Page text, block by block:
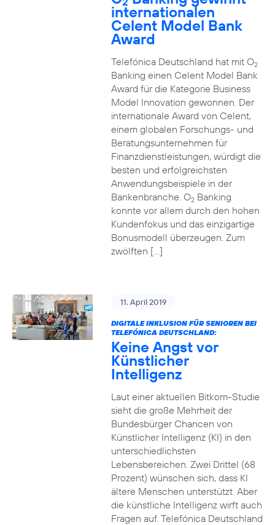
internationalen
Celent Model Bank
Award
Telefónica Deutschland hat mit O2
Banking einen Celent Model Bank
Award für die Kategorie Business
Model Innovation gewonnen. Der
internationale Award von Celent,
einem globalen Forschungs- und
Beratungsunternehmen für
Finanzdienstleistungen, würdigt die
besten und erfolgreichsten
Anwendungsbeispiele in der
Bankenbranche. O2Banking
konnte vor allem durch den hohen
Kundenfokus und das einzigartige
Bonusmodell überzeugen. Zum
zwölften […]
11. April 2019
DIGITALE INKLUSION FÜR SENIOREN BEI
TELEFÓNICA DEUTSCHLAND:
Keine Angst vor
Künstlicher
Intelligenz
Laut einer aktuellen Bitkom-Studie
sieht die große Mehrheit der
Bundesbürger Chancen von
Künstlicher Intelligenz (KI) in den
unterschiedlichsten
Lebensbereichen. Zwei Drittel (68
Prozent) wünschen sich, dass KI
ältere Menschen unterstützt. Aber
die künstliche Intelligenz wirft auch
Fragen auf. Telefónica Deutschland